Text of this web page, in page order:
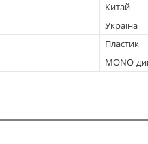
Китай
Україна
Пластик
MONO-